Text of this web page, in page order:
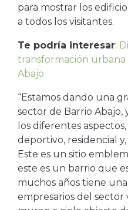
para mostrar los
a todos los visitantes.
Te podría interesar:
transformación
Abajo
“Estamos dando una
sector de Barrio Abajo,
los diferentes
deportivo, residencial
Este es un sitio
este es un barrio que
muchos años tiene
empresarios del sector